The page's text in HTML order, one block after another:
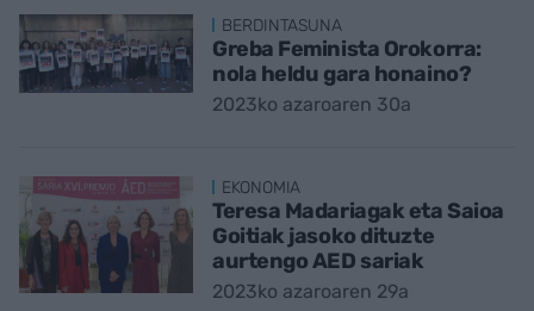
BERDINTASUNA
Greba Feminista Orokorra:
nola heldu gara honaino?
2023ko azaroaren 30a
EKONOMIA
Teresa Madariagak eta Saioa
Goitiak jasoko dituzte
aurtengo AED sariak
2023ko azaroaren 29a